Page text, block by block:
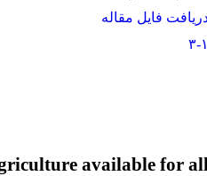
فایل مقاله
۳-۱
available for all